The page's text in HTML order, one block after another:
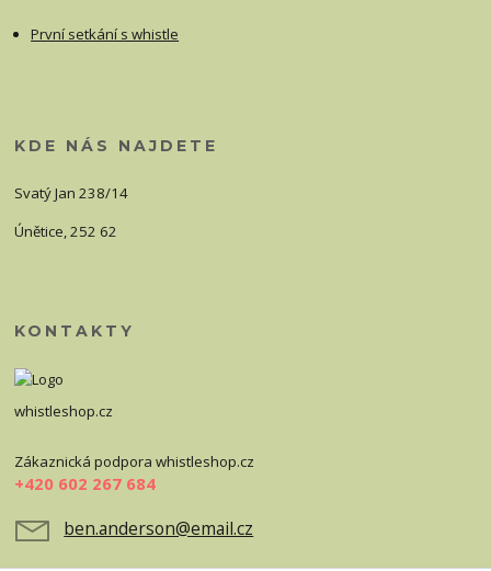
První setkání s whistle
KDE NÁS NAJDETE
Svatý Jan 238/14
Únětice, 252 62
KONTAKTY
whistleshop.cz
Zákaznická podpora whistleshop.cz
+420 602 267 684
ben.anderson@email.cz